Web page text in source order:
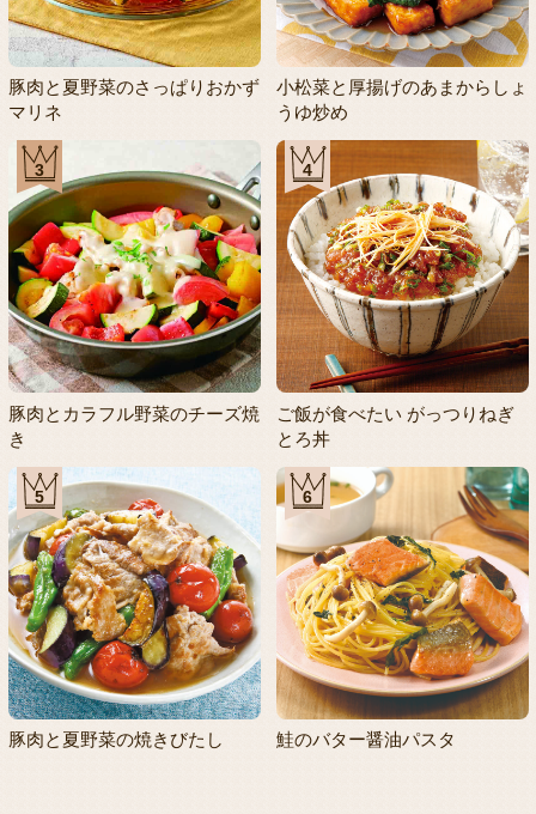
豚肉と夏野菜のさっぱりおかず
マリネ
小松菜と厚揚げのあまからしょ
うゆ炒め
3
豚肉とカラフル野菜のチーズ焼
き
4
ご飯が食べたい がっつりねぎ
とろ丼
5
豚肉と夏野菜の焼きびたし
6
鮭のバター醤油パスタ